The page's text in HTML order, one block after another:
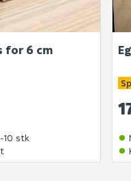
vist her etter at det
Bli den første til å
for 6 cm
10 stk